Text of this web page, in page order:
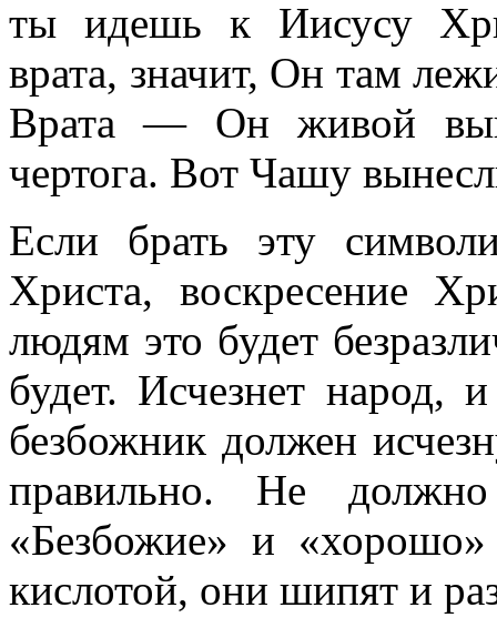
ты идешь к Иисусу
врата, значит, Он там
Врата — Он живой
чертога. Вот Чашу
Если брать эту
Христа, воскресение
людям это будет
будет. Исчезнет народ,
безбожник должен
правильно. Не
«Безбожие» и
кислотой, они шипят и